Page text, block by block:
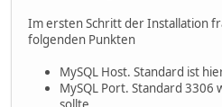
Im ersten Schritt der Installation
folgenden Punkten
MySQL Host. Standard ist
MySQL Port. Standard 3306